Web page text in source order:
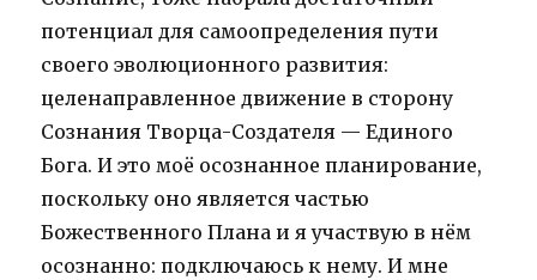
потенциал для самоопределения пути
своего эволюционного развития:
целенаправленное движение в сторону
Сознания Творца-Создателя — Единого
Бога. И это моё осознанное планирование,
поскольку оно является частью
Божественного Плана и я участвую в нём
осознанно: подключаюсь к нему. И мне